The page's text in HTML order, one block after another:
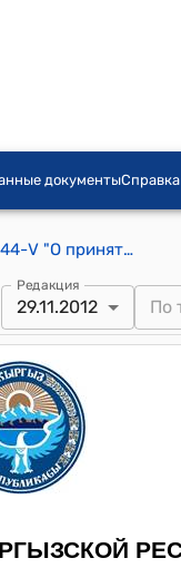
документыСправка
Постановление Жогорку Кенеша КР от 29 ноября 2012 года № 2544-V "О принятии Закона Кыргызской Республики "О ратификации Грантового соглашения между Кыргызской Республикой и Азиатским банком развития по Программе улучшения инвестиционного климата - Подпрограмма 2, подписанного 26 ноября 2012 года в городе Бишкек"
Редакция
29.11.2012